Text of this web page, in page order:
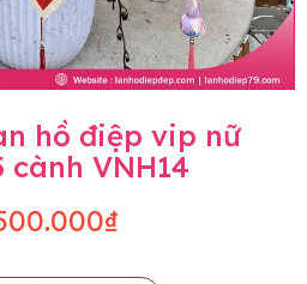
hồ điệp vip nữ
cành VNH14